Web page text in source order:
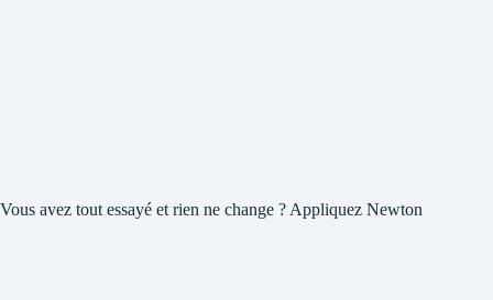
Vous avez tout essayé et rien ne change ? Appliquez Newton